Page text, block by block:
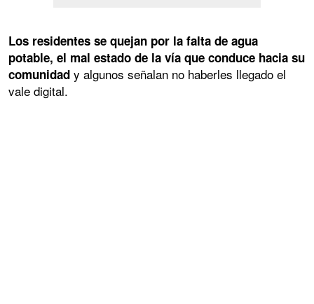
Los residentes se quejan por la falta de agua
potable, el mal estado de la vía que conduce hacia su
comunidad y algunos señalan no haberles llegado el
vale digital.